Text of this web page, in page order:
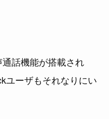
通話機能が搭載され
ユーザもそれなりにい